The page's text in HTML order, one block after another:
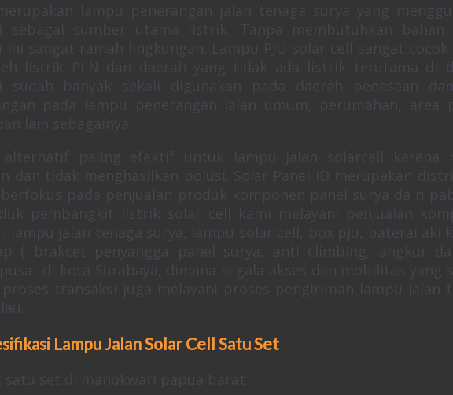
lampu penerangan jalan tenaga surya yang
sumber utama listrik. Tanpa membutuhkan bahan
sangat ramah lingkungan. Lampu PJU solar cell sangat
listrik PLN dan daerah yang tidak ada listrik terutama di
banyak sekali digunakan pada daerah pedesaan
pada lampu penerangan jalan umum, perumahan, area
lain sebagainya.
alternatif paling efektif untuk lampu jalan solarcell karena
dan tidak menghasilkan polusi. Solar Panel ID merupakan
pada penjualan produk komponen panel surya da n
pembangkit listrik solar cell kami melayani penjualan
lampu jalan tenaga surya, lampu solar cell, box pju, baterai aki
( brakcet penyangga panel surya, anti climbing, angkur
di kota Surabaya, dimana segala akses dan mobilitas yang
transaksi juga melayani proses pengiriman lampu jalan
Lampu Jalan Solar Cell Satu Set